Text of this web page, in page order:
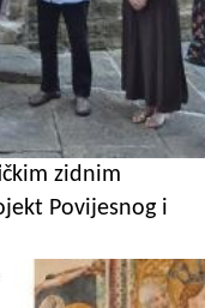
zidnim
Povijesnog i